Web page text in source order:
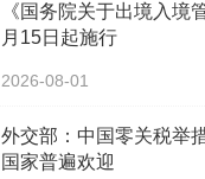
《国务院关于出境入境
月15日起施行
2026-08-01
外交部：中国零关税举
国家普遍欢迎